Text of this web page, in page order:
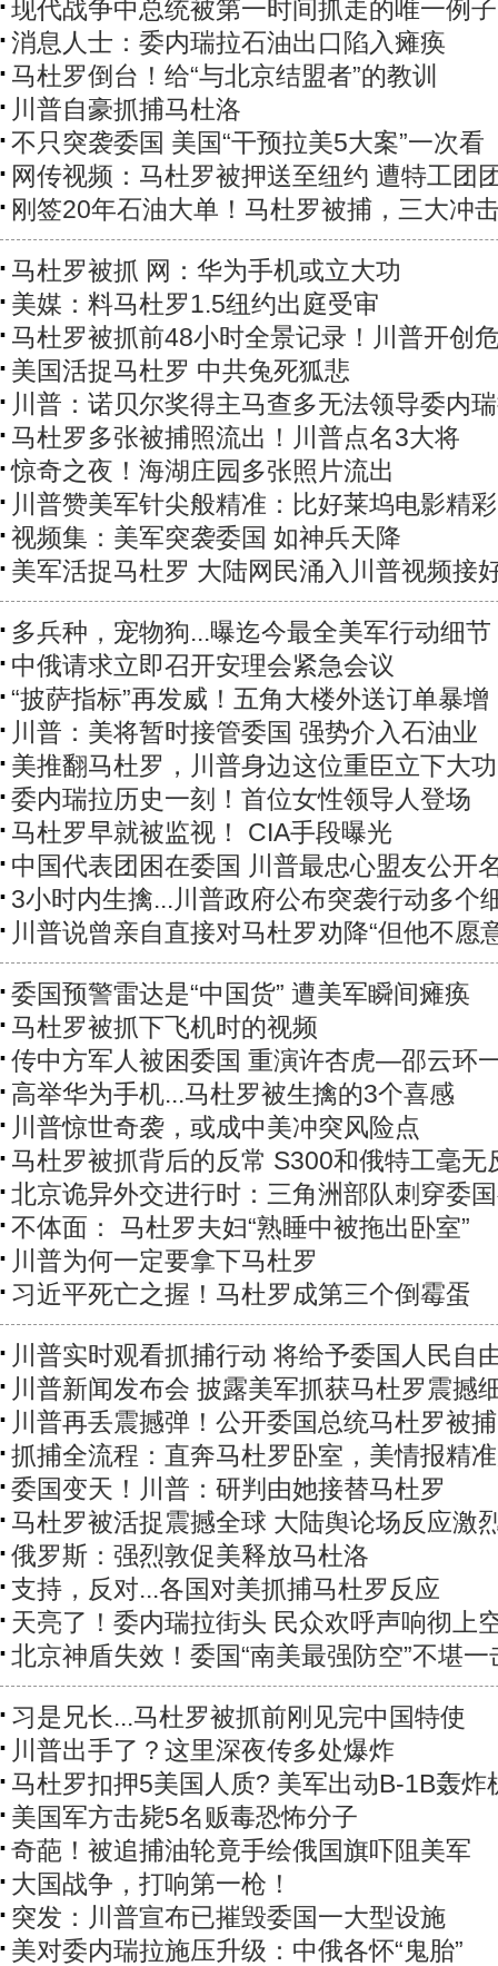
现代战争中总统被第一时间抓走的唯一例子
消息人士：委内瑞拉石油出口陷入瘫痪
马杜罗倒台！给“与北京结盟者”的教训
川普自豪抓捕马杜洛
不只突袭委国 美国“干预拉美5大案”一次看
网传视频：马杜罗被押送至纽约 遭特工团
刚签20年石油大单！马杜罗被捕，三大冲
马杜罗被抓 网：华为手机或立大功
美媒：料马杜罗1.5纽约出庭受审
马杜罗被抓前48小时全景记录！川普开创
美国活捉马杜罗 中共兔死狐悲
川普：诺贝尔奖得主马查多无法领导委内
马杜罗多张被捕照流出！川普点名3大将
惊奇之夜！海湖庄园多张照片流出
川普赞美军针尖般精准：比好莱坞电影精彩
视频集：美军突袭委国 如神兵天降
美军活捉马杜罗 大陆网民涌入川普视频接
多兵种，宠物狗...曝迄今最全美军行动细节
中俄请求立即召开安理会紧急会议
“披萨指标”再发威！五角大楼外送订单暴增
川普：美将暂时接管委国 强势介入石油业
美推翻马杜罗，川普身边这位重臣立下大功
委内瑞拉历史一刻！首位女性领导人登场
马杜罗早就被监视！ CIA手段曝光
中国代表团困在委国 川普最忠心盟友公开
3小时内生擒...川普政府公布突袭行动多个
川普说曾亲自直接对马杜罗劝降“但他不愿
委国预警雷达是“中国货” 遭美军瞬间瘫痪
马杜罗被抓下飞机时的视频
传中方军人被困委国 重演许杏虎—邵云环
高举华为手机...马杜罗被生擒的3个喜感
川普惊世奇袭，或成中美冲突风险点
马杜罗被抓背后的反常 S300和俄特工毫无
北京诡异外交进行时：三角洲部队刺穿委
不体面： 马杜罗夫妇“熟睡中被拖出卧室”
川普为何一定要拿下马杜罗
习近平死亡之握！马杜罗成第三个倒霉蛋
川普实时观看抓捕行动 将给予委国人民自
川普新闻发布会 披露美军抓获马杜罗震撼
川普再丢震撼弹！公开委国总统马杜罗被
抓捕全流程：直奔马杜罗卧室，美情报精
委国变天！川普：研判由她接替马杜罗
马杜罗被活捉震撼全球 大陆舆论场反应激
俄罗斯：强烈敦促美释放马杜洛
支持，反对...各国对美抓捕马杜罗反应
天亮了！委内瑞拉街头 民众欢呼声响彻上
北京神盾失效！委国“南美最强防空”不堪一
习是兄长...马杜罗被抓前刚见完中国特使
川普出手了？这里深夜传多处爆炸
马杜罗扣押5美国人质? 美军出动B-1B轰炸
美国军方击毙5名贩毒恐怖分子
奇葩！被追捕油轮竟手绘俄国旗吓阻美军
大国战争，打响第一枪！
突发：川普宣布已摧毁委国一大型设施
美对委内瑞拉施压升级：中俄各怀“鬼胎”